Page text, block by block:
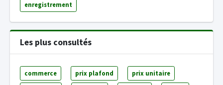
enregistrement
Les plus consultés
commerce prix plafond prix unitaire